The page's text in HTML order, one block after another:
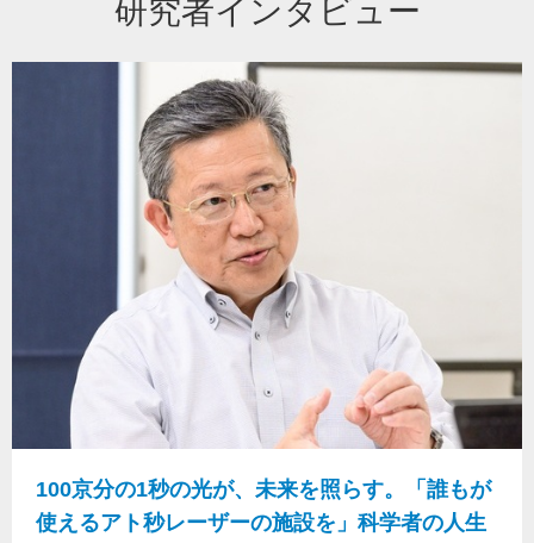
研究者インタビュー
100京分の1秒の光が、未来を照らす。「誰もが
使えるアト秒レーザーの施設を」科学者の人生